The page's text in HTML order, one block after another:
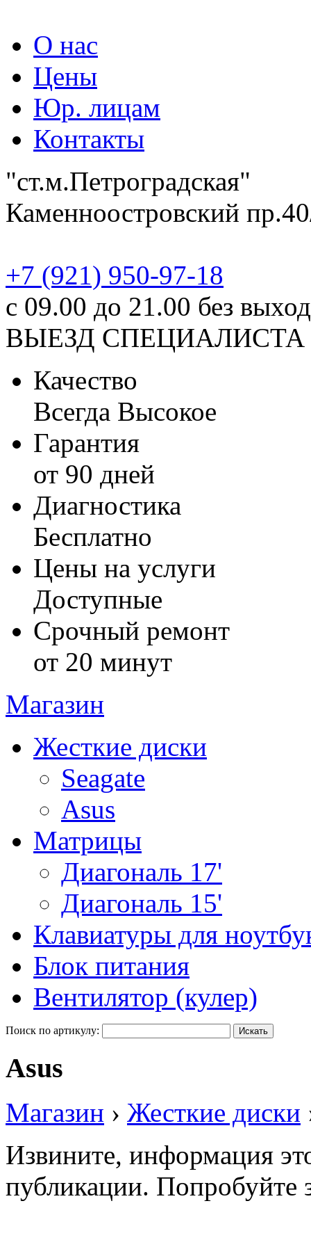
О нас
Цены
Юр. лицам
Контакты
"ст.м.Петроградская"
Каменноостровский
‎+7 (921) 950-97-18
с 09.00 до 21.00 без
ВЫЕЗД СПЕЦИАЛИСТА
Качество
Всегда Высокое
Гарантия
от 90 дней
Диагностика
Бесплатно
Цены на услуги
Доступные
Срочный ремонт
от 20 минут
Магазин
Жесткие диски
Seagate
Asus
Матрицы
Диагональ 17'
Диагональ 15'
Клавиатуры для
Блок питания
Вентилятор (кулер)
Поиск по артикулу:
Asus
Магазин › Жесткие диски
Извините, информация
публикации. Попробуйте